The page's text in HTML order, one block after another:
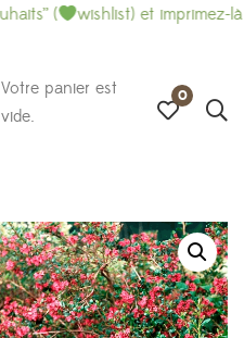
wishlist) et imprimez-là pour
Votre panier est
vide.
0